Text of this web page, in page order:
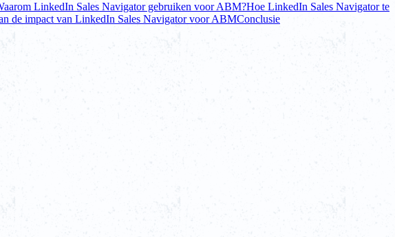
LinkedIn Sales Navigator gebruiken voor ABM?Hoe LinkedIn Sales Navigator te
de impact van LinkedIn Sales Navigator voor ABMConclusie